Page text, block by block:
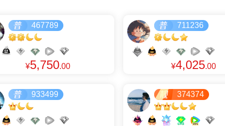
467789
¥5,750.00
711236
¥4,025.00
933499 374374